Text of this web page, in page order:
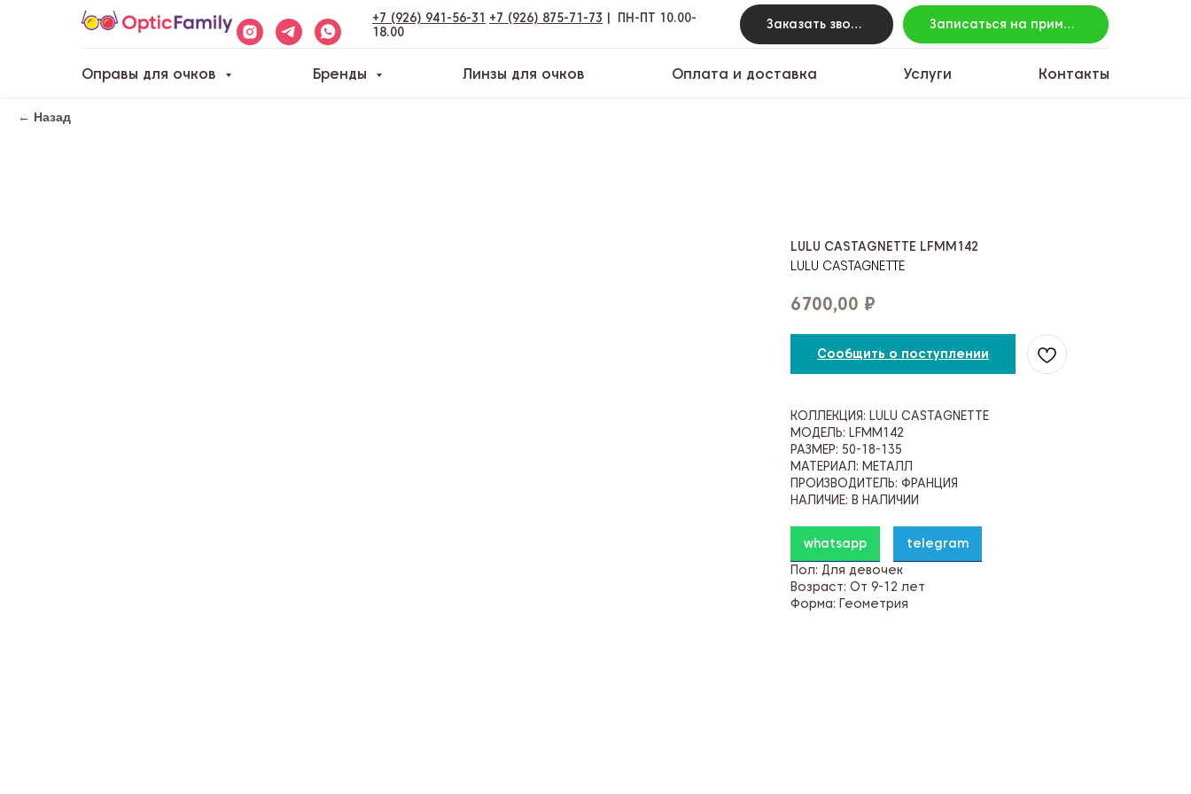
+7 (926) 941-56-31 +7 (926) 875-71-73 | ПН-ПТ 10.00-
18.00
Заказать звонок Записаться на примерку
Оправы для очков Бренды Линзы для очков Оплата и доставка Услуги Контакты
← Назад
LULU CASTAGNETTE LFMM142
LULU CASTAGNETTE
6700,00 ₽
Сообщить о поступлении
КОЛЛЕКЦИЯ: LULU CASTAGNETTE
МОДЕЛЬ: LFMM142
РАЗМЕР: 50-18-135
МАТЕРИАЛ: МЕТАЛЛ
ПРОИЗВОДИТЕЛЬ: ФРАНЦИЯ
НАЛИЧИЕ: В НАЛИЧИИ
whatsapp
telegram
Пол: Для девочек
Возраст: От 9-12 лет
Форма: Геометрия